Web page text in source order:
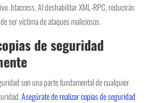
.htaccess. Al deshabilitar XML-RPC, reducirás
ser víctima de ataques maliciosos.
de seguridad
son una parte fundamental de cualquier
Asegúrate de realizar copias de seguridad